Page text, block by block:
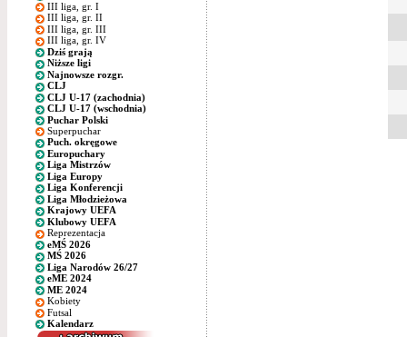
III liga, gr. I
III liga, gr. II
III liga, gr. III
III liga, gr. IV
Dziś grają
Niższe ligi
Najnowsze rozgr.
CLJ
CLJ U-17 (zachodnia)
CLJ U-17 (wschodnia)
Puchar Polski
Superpuchar
Puch. okręgowe
Europuchary
Liga Mistrzów
Liga Europy
Liga Konferencji
Liga Młodzieżowa
Krajowy UEFA
Klubowy UEFA
Reprezentacja
eMŚ 2026
MŚ 2026
Liga Narodów 26/27
eME 2024
ME 2024
Kobiety
Futsal
Kalendarz